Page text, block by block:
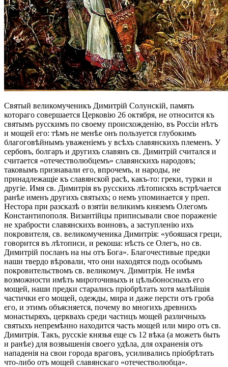
Святый великомученикъ Димитрій Солунскій, память
котораго совершается Церковію 26 октября, не относится къ
святымъ русскимъ по своему происхожденію, въ Россіи нѣтъ
и мощей его: тѣмъ не менѣе онъ пользуется глубокимъ
благоговѣйнымъ уваженіемъ у всѣхъ славянскихъ племенъ. У
сербовъ, болгаръ и другихъ славянъ св. Димитрій считался и
считается «отечестволюбцемъ» славянскихъ народовъ;
таковымъ признавали его, впрочемъ, и народы, не
принадлежащіе къ славянской расѣ, какъ-то: греки, турки и
другіе. Имя св. Димитрія въ русскихъ лѣтописяхъ встрѣчается
ранѣе именъ другихъ святыхъ; о немъ упоминается у преп.
Нестора при разсказѣ о взятіи великимъ княземъ Олегомъ
Константипополя. Византійцы приписывали свое пораженіе
не храбрости славянскихъ воиновъ, а заступленію ихъ
покровителя, св. великомученика Димитрія: «убояшася греци,
говорится въ лѣтописи, и рекоша: нѣсть се Олегъ, но св.
Димитрій посланъ на ны отъ Бога». Благочестивые предки
наши твердо вѣровали, что они находятся подъ особымъ
покровительствомъ св. великомуч. Димитрія. Не имѣя
возможности имѣть мироточивыхъ и цѣльбоносныхъ его
мощей, наши предки старались пріобрѣтать хотя малѣйшія
частички его мощей, одежды, мира и даже персти отъ гроба
его, и этимъ объясняется, почему во многихъ древнихъ
монастыряхъ, церквахъ среди частицъ мощей различныхъ
святыхъ непремѣнно находится часть мощей или миро отъ св.
Димитрія. Такъ, русскіе князья еще съ 12 вѣка (а можетъ быть
и ранѣе) для возвышенія своего удѣла, для охраненія отъ
нападенія на свои города враговъ, усиливались пріобрѣтать
что-либо отъ мощей славянскаго «отечестволюбца».